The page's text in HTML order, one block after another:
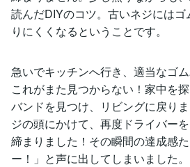
読んだDIYのコツ。古いネジには
りにくくなるということです。
急いでキッチンへ行き、適当なゴム
これがまた見つからない！家中を
バンドを見つけ、リビングに戻り
ジの頭にかけて、再度ドライバー
締まりました！その瞬間の達成感
ー！」と声に出してしまいました。